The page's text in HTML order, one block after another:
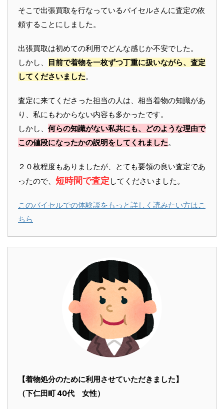
そこで出張買取を行なっているバイセルさんに査定の依
頼することにしました。
出張買取は初めての利用でどんな感じか不安でした。
しかし、
目前で着物を一枚ずつ丁重に扱いながら、査定
してくださいました。
査定に来てくださった担当の人は、相当着物の知識があ
り、私にもわからない内容も多かったです。
しかし、 何らの知識がない私共にも、どのような理由で
この値段になったかの説明をしてくれました。
２０枚程度もありましたが、とても要領の良い査定であ
ったので、 短時間で査定 してくださいました。
このバイセルでの体験談をもっと詳しく読みたい方はこ
ちら
【着物処分のために利用させていただきました】
（下仁田町 40代 女性）